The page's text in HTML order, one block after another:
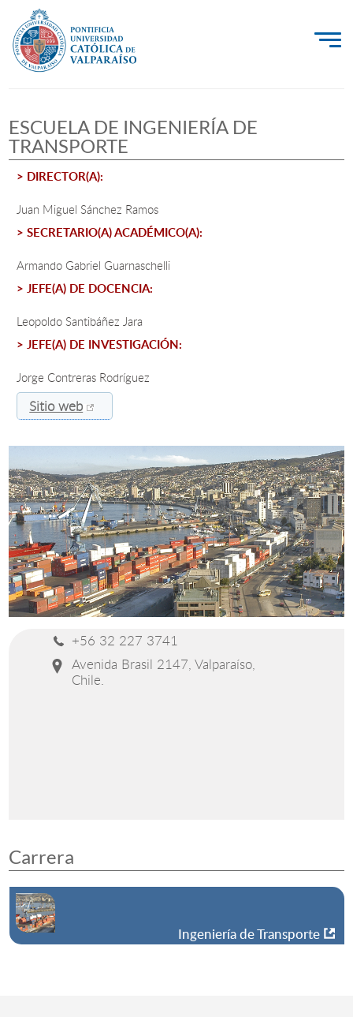
Investigación, Creación e Innovación
PUCV Internacional
Pregrado
Formación Continua
Estudiantes
Alumni
English
ESCUELA DE INGENIERÍA DE
TRANSPORTE
> DIRECTOR(A):
Juan Miguel Sánchez Ramos
> SECRETARIO(A) ACADÉMICO(A):
Armando Gabriel Guarnaschelli
> JEFE(A) DE DOCENCIA:
Leopoldo Santibáñez Jara
> JEFE(A) DE INVESTIGACIÓN:
Jorge Contreras Rodríguez
Sitio web
+56 32 227 3741
Avenida Brasil 2147, Valparaíso,
Chile.
Carrera
Ingeniería de Transporte